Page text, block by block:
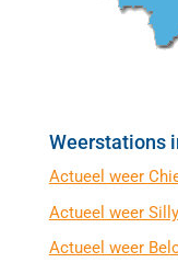
Weerstations
Actueel weer
Actueel weer
Actueel weer